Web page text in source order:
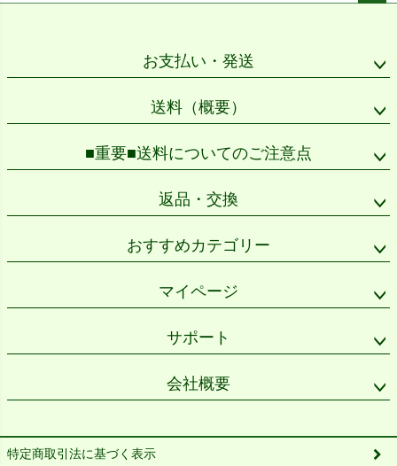
お支払い・発送
送料（概要）
■重要■送料についてのご注意点
返品・交換
おすすめカテゴリー
マイページ
サポート
会社概要
特定商取引法に基づく表示